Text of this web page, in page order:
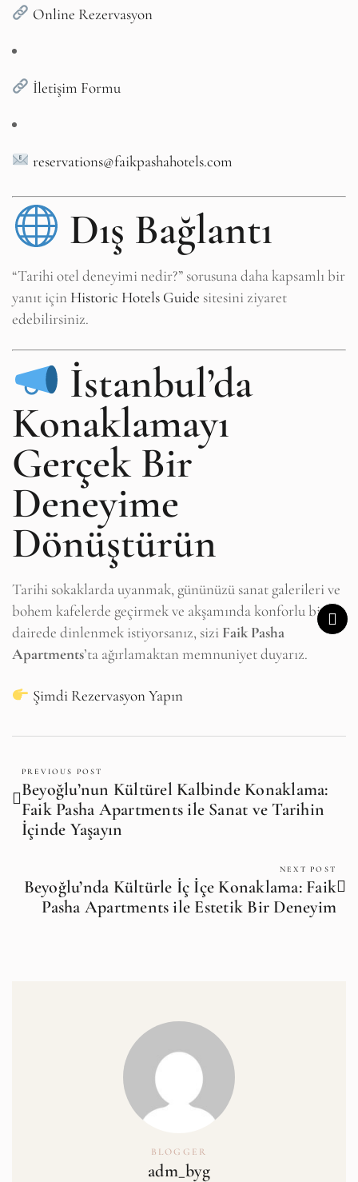
Online Rezervasyon
İletişim Formu
reservations@faikpashahotels.com
Dış Bağlantı
“Tarihi otel deneyimi nedir?” sorusuna daha kapsamlı bir
yanıt için Historic Hotels Guide sitesini ziyaret
edebilirsiniz.
İstanbul’da
Konaklamayı
Gerçek Bir
Deneyime
Dönüştürün
Tarihi sokaklarda uyanmak, gününüzü sanat galerileri ve
bohem kafelerde geçirmek ve akşamında konforlu bir
dairede dinlenmek istiyorsanız, sizi Faik Pasha
Apartments’ta ağırlamaktan memnuniyet duyarız.
Şimdi Rezervasyon Yapın
PREVIOUS POST
Beyoğlu’nun Kültürel Kalbinde Konaklama:
Faik Pasha Apartments ile Sanat ve Tarihin
İçinde Yaşayın
NEXT POST
Beyoğlu’nda Kültürle İç İçe Konaklama: Faik
Pasha Apartments ile Estetik Bir Deneyim
BLOGGER
adm_byg